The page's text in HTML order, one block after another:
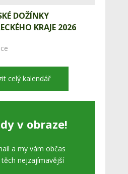
DOŽÍNKY
KRAJE 2026
celý kalendář
v obraze!
a my vám občas
nejzajímavější